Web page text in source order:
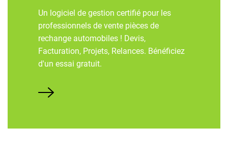
Un logiciel de gestion certifié pour les
professionnels de vente pièces de
rechange automobiles ! Devis,
Facturation, Projets, Relances. Bénéficiez
d'un essai gratuit.